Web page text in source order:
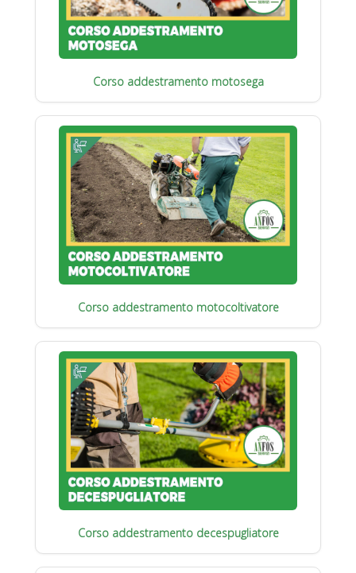
Corso addestramento motosega
Corso addestramento motocoltivatore
Corso addestramento decespugliatore